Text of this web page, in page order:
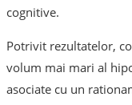
cognitive.
Potrivit rezultatelor,
volum mai mari al
asociate cu un